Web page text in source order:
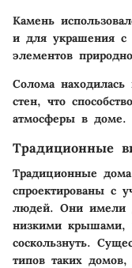
Камень
и для украшения с
элементов
Соломанаходилась
стен, что
атмосферы в доме.
Традиционные
Традиционные
спроектированы с
людей. Они имели
низкими крышами,
соскользнуть.
типов таких